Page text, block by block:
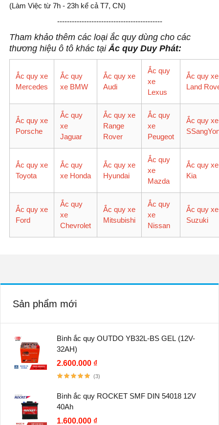
Sản phẩm mới
Bình ắc quy OUTDO YB32L-BS GEL (12V-
32AH)
2.600.000 ₫
(3)
Bình ắc quy ROCKET SMF DIN 54018 12V
40Ah
1.600.000 ₫
(Làm Việc từ 7h - 23h kể cả T7, CN)
-------------------------------------------
Tham khảo thêm các loại ắc quy dùng cho các
thương hiệu ô tô khác tạiẮc quy Duy Phát:
Ắc quy xe
Mercedes
Ắc quy
xe BMW
Ắc quy xe
Audi
Ắc quy
xe
Lexus
Ắc quy xe
Land
Ắc quy xe
Porsche
Ắc quy
xe
Jaguar
Ắc quy xe
Range
Rover
Ắc quy
xe
Peugeot
Ắc quy xe
Ắc quy xe
Toyota
Ắc quy
xe Honda
Ắc quy xe
Hyundai
Ắc quy
xe
Mazda
Ắc quy xe
Kia
Ắc quy xe
Ford
Ắc quy
xe
Chevrolet
Ắc quy xe
Mitsubishi
Ắc quy
xe
Nissan
Ắc quy xe
Suzuki